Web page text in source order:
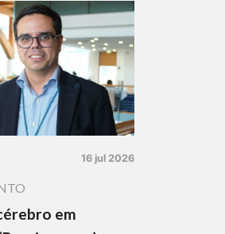
16 jul 2026
em